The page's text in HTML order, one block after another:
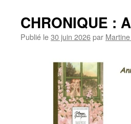
CHRONIQUE :
Publié le30 juin 2026par